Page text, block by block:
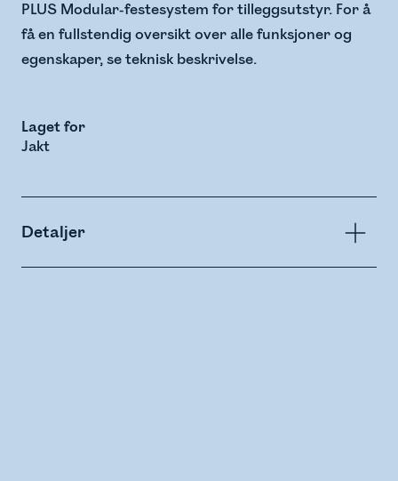
PLUS Modular-festesystem for tilleggsutstyr. For å
få en fullstendig oversikt over alle funksjoner og
egenskaper, se teknisk beskrivelse.
Laget for
Jakt
Detaljer